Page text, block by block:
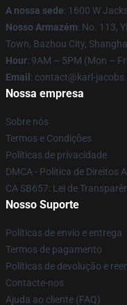
A nossa sede: 1600 W
Nosso Armazém: No. 113,
Town, Bazhou City,
Hour: 9AM – 5PM (Mon –
Email : contact@karl-
Nossa empresa
Sobre nós
Termos e Condições
Políticas de privacidade
DMCA - Política de Direitos
CA SB657: Lei de
Nosso Suporte
Políticas de envio e entrega
Termos de pagamento
Políticas de devolução e
Contacte-nos
Ajuda ao cliente (FAQ)